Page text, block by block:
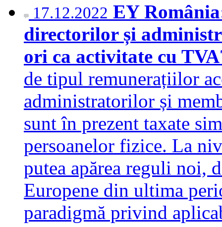
17.12.2022 EY
directorilor și
ori ca activitate cu
de tipul remunerațiilor
administratorilor și
sunt în prezent taxate
persoanelor fizice. La
putea apărea reguli noi,
Europene din ultima
paradigmă privind